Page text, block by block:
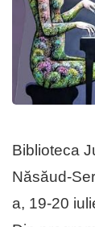
Biblioteca
Năsăud-
a, 19-20